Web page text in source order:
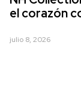
el corazón
julio 8, 2026